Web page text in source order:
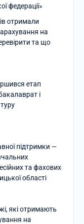
федерації»
отримали
на
та що
етап
і
підтримки —
та фахових
області
які отримають
на